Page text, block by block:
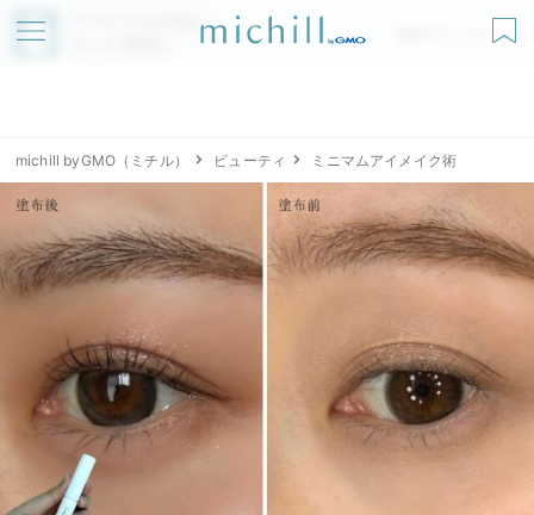
アプリでmichillが
無料ダウンロード
michill byGMO（ミチル） ビューティ ミニマムアイメイク術